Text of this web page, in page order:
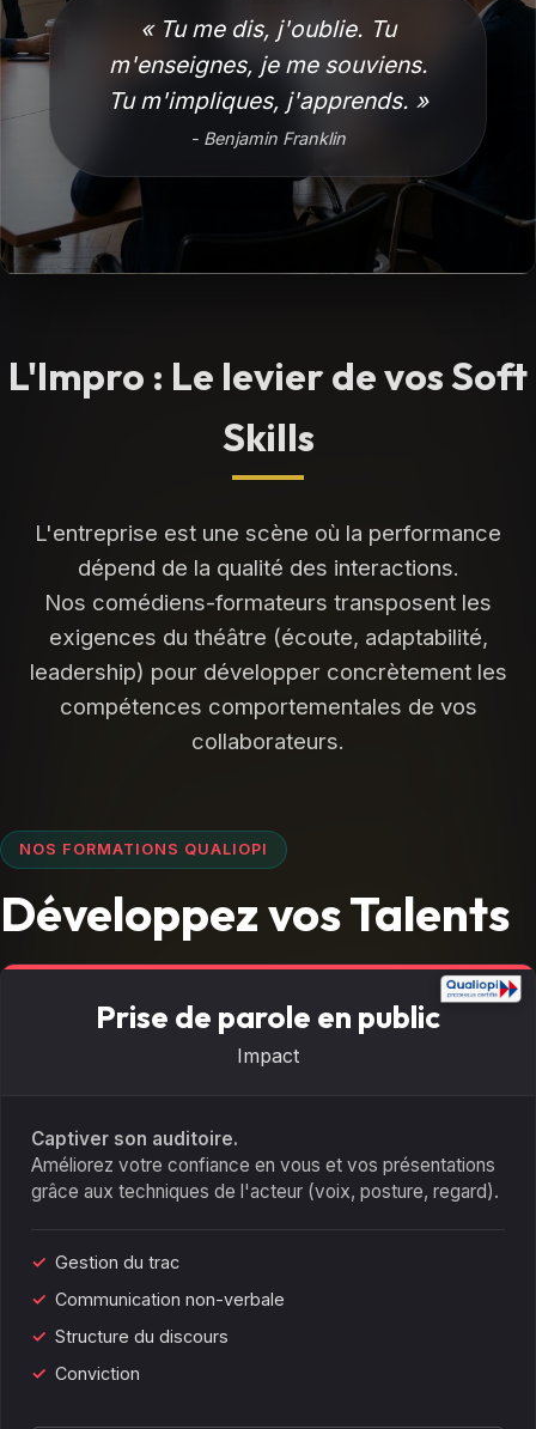
« Tu me dis, j'oublie. Tu
m'enseignes, je me souviens.
Tu m'impliques, j'apprends. »
- Benjamin Franklin
L'Impro : Le levier de vos Soft
Skills
L'entreprise est une scène où la performance
dépend de la qualité des interactions.
Nos comédiens-formateurs transposent les
exigences du théâtre (écoute, adaptabilité,
leadership) pour développer concrètement les
compétences comportementales de vos
collaborateurs.
NOS FORMATIONS QUALIOPI
Développez vos Talents
Prise de parole en public
Impact
Captiver son auditoire.
Améliorez votre confiance en vous et vos présentations
grâce aux techniques de l'acteur (voix, posture, regard).
Gestion du trac
Communication non-verbale
Structure du discours
Conviction